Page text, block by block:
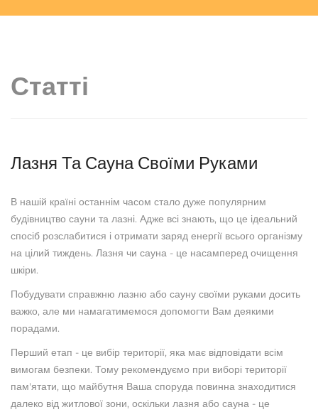
Статті
Лазня Та Сауна Своїми Руками
В нашій країні останнім часом стало дуже популярним
будівництво сауни та лазні. Адже всі знають, що це ідеальний
спосіб розслабитися і отримати заряд енергії всього організму
на цілий тиждень. Лазня чи сауна - це насамперед очищення
шкіри.
Побудувати справжню лазню або сауну своїми руками досить
важко, але ми намагатимемося допомогти Вам деякими
порадами.
Перший етап - це вибір території, яка має відповідати всім
вимогам безпеки. Тому рекомендуємо при виборі території
пам'ятати, що майбутня Ваша споруда повинна знаходитися
далеко від житлової зони, оскільки лазня або сауна - це